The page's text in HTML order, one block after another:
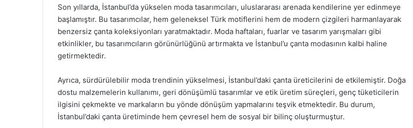
Son yıllarda, İstanbul’da yükselen moda tasarımcıları, uluslararası arenada kendilerine yer edinmeye
başlamıştır. Bu tasarımcılar, hem geleneksel Türk motiflerini hem de modern çizgileri harmanlayarak
benzersiz çanta koleksiyonları yaratmaktadır. Moda haftaları, fuarlar ve tasarım yarışmaları gibi
etkinlikler, bu tasarımcıların görünürlüğünü artırmakta ve İstanbul’u çanta modasının kalbi haline
getirmektedir.
Ayrıca, sürdürülebilir moda trendinin yükselmesi, İstanbul’daki çanta üreticilerini de etkilemiştir. Doğa
dostu malzemelerin kullanımı, geri dönüşümlü tasarımlar ve etik üretim süreçleri, genç tüketicilerin
ilgisini çekmekte ve markaların bu yönde dönüşüm yapmalarını teşvik etmektedir. Bu durum,
İstanbul’daki çanta üretiminde hem çevresel hem de sosyal bir bilinç oluşturmuştur.